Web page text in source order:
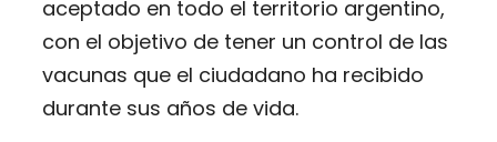
aceptado en todo el territorio argentino,
con el objetivo de tener un control de las
vacunas que el ciudadano ha recibido
durante sus años de vida.